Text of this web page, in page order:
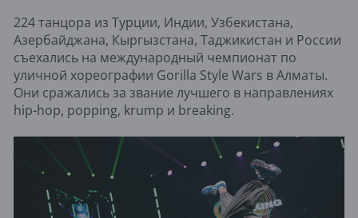
224 танцора из Турции, Индии, Узбекистана,
Азербайджана, Кыргызстана, Таджикистан и России
съехались на международный чемпионат по
уличной хореографии Gorilla Style Wars в Алматы.
Они сражались за звание лучшего в направлениях
hip-hop, popping, krump и breaking.